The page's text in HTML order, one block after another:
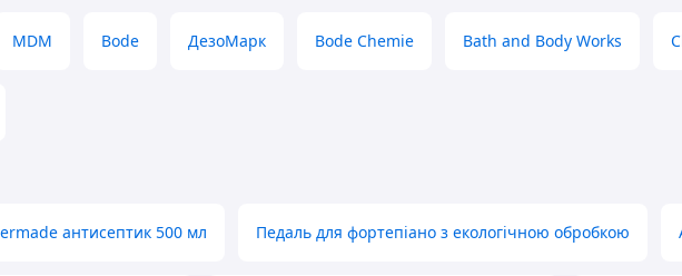
MDM Bode ДезоМарк Bode Chemie Bath and Body Works
антисептик 500 мл Педаль для фортепіано з екологічною обробкою